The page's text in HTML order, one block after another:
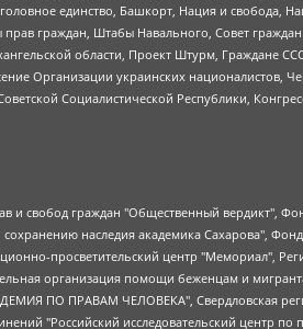
единство, Башкорт, Нация и
граждан, Штабы Навального, Совет граждан
области, Проект Штурм, Граждане
Организации украинских националистов,
Социалистической Республики,
Общество с ограниченной ответственностью "ЗП", Иванова София Юрьевна, Карезина Инна Павловна, Кильтау Екатерина Викторовна, Петров Алексей Викторович, Пискунов Сергей Евгеньевич, Смирнов Сергей Сергеевич, Тихонов Михаил Сергеевич, Общество с ограниченной ответственностью "ЖУРНАЛИСТ-ИНОСТРАННЫЙ АГЕНТ", Арапова Галина Юрьевна, Вольтская Татьяна Анатольевна, Американская компания "Mason G.E.S. Anonymous Foundation" (США), являющаяся владельцем интернет-издания https://mnews.world/, Компания "Stichting Bellingcat", зарегистрированная в Нидерландах (дата регистрации 11.07.2018), Захаров Андрей Вячеславович, Клепиковская Екатерина Дмитриевна, Общество с ограниченной ответственностью "МЕМО", Перл Роман Александрович, Симонов Евгений Алексеевич, Соловьева Елена Анатольевна, Сотников Даниил Владимирович, Сурначева Елизавета Дмитриевна, Автономная некоммерческая организация по защите прав человека и информированию населения "Якутия – Наше Мнение", Общество с ограниченной ответственностью "Москоу диджитал медиа", с 26.01.2023 Общество с ограниченной ответственностью "Чайка Белые сады", Ветошкина Валерия Валерьевна, Заговора Максим Александрович, Межрегиональное общественное движение "Российская ЛГБТ - сеть", Оленичев Максим Владимирович, Павлов Иван Юрьевич, Скворцова Елена Сергеевна, Общество с ограниченной ответственностью "Как бы инагент", Кочетков Игорь Викторович, Общество с ограниченной ответственностью "Честные выборы", Еланчик Олег Александрович, Общество с ограниченной ответственностью "Нобелевский призыв", Гималова Регина Эмилевна, Григорьев Андрей Валерьевич, Григорьева Алина Александровна, Ассоциация по содействию защите прав призывников, альтернативнослужащих и военнослужащих "Правозащитная группа "Гражданин.Армия.Право", Хисамова Регина Фаритовна, Автономная некоммерческая организация по реализации социально-правовых программ "Лилит", Дальневосточное общественное движение "Маяк", Санкт-Петербургская ЛГБТ-инициативная группа